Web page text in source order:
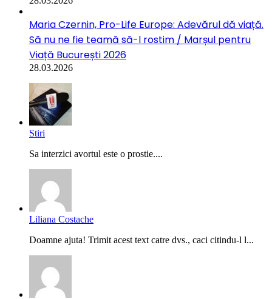
Maria Czernin, Pro-Life Europe: Adevărul dă viață.
Să nu ne fie teamă să-l rostim / Marșul pentru
Viață București 2026
28.03.2026
Stiri
Sa interzici avortul este o prostie....
Liliana Costache
Doamne ajuta! Trimit acest text catre dvs., caci citindu-l l...